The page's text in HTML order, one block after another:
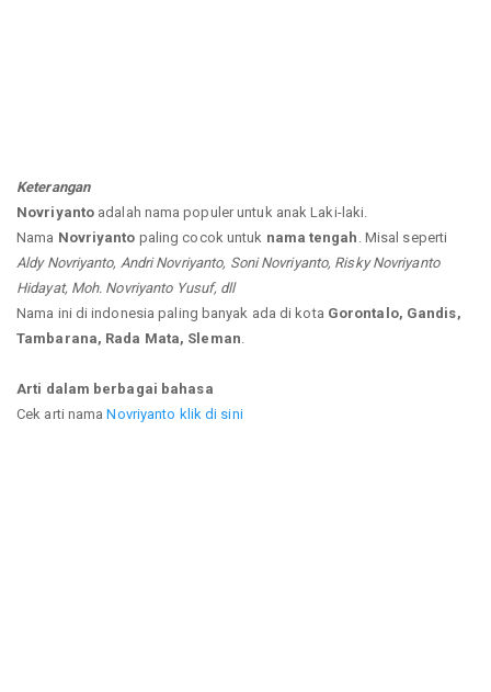
Keterangan
Novriyanto adalah nama populer untuk anak Laki-laki.
Nama Novriyanto paling cocok untuk nama tengah . Misal seperti
Aldy Novriyanto, Andri Novriyanto, Soni Novriyanto, Risky Novriyanto
Hidayat, Moh. Novriyanto Yusuf, dll
Nama ini di indonesia paling banyak ada di kota Gorontalo, Gandis,
Tambarana, Rada Mata, Sleman
Arti dalam berbagai bahasa
Cek arti namaNovriyanto klik di sini